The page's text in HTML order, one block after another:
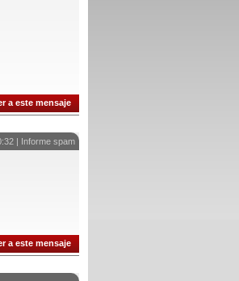
a este mensaje
| Informe spam
a este mensaje